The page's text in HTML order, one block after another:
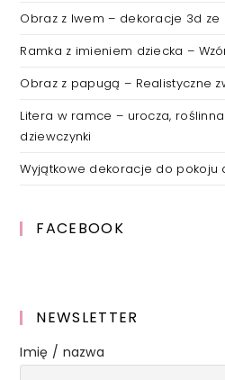
Obraz z lwem – dekoracje 3d ze
Ramka z imieniem dziecka –
Obraz z papugą – Realistyczne
Litera w ramce – urocza,
dziewczynki
Wyjątkowe dekoracje do pokoju
FACEBOOK
NEWSLETTER
Imię / nazwa